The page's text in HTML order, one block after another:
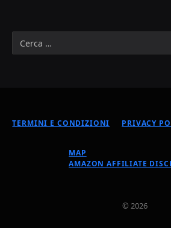
TERMINI E CONDIZIONI PRIVACY
MAP
AMAZON AFFILIATE
© 2026